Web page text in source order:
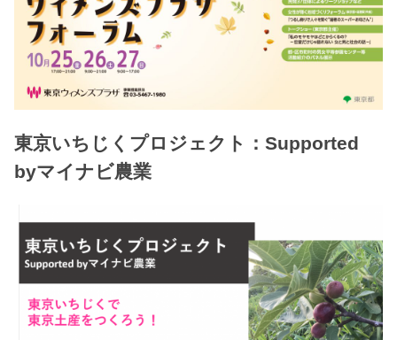
東京いちじくプロジェクト：Supported
byマイナビ農業